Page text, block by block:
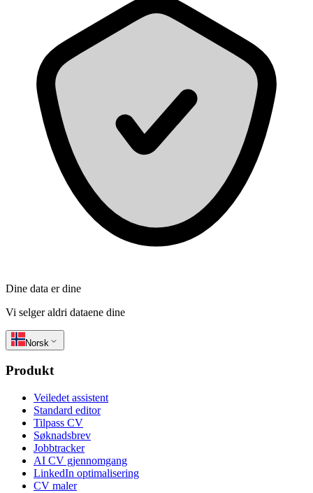
Dine data er dine
Vi selger aldri dataene dine
Norsk
Produkt
Veiledet assistent
Standard editor
Tilpass CV
Søknadsbrev
Jobbtracker
AI CV gjennomgang
LinkedIn optimalisering
CV maler